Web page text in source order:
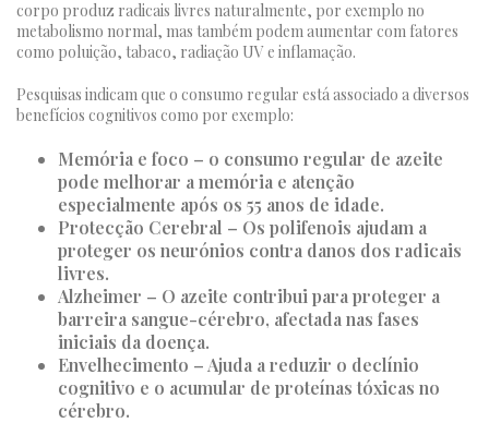
corpo produz radicais livres naturalmente, por exemplo no
metabolismo normal, mas também podem aumentar com fatores
como poluição, tabaco, radiação UV e inflamação.
Pesquisas indicam que o consumo regular está associado a diversos
benefícios cognitivos como por exemplo:
Memória e foco – o consumo regular de azeite
pode melhorar a memória e atenção
especialmente após os 55 anos de idade.
Protecção Cerebral – Os polifenois ajudam a
proteger os neurónios contra danos dos radicais
livres.
Alzheimer – O azeite contribui para proteger a
barreira sangue-cérebro, afectada nas fases
iniciais da doença.
Envelhecimento – Ajuda a reduzir o declínio
cognitivo e o acumular de proteínas tóxicas no
cérebro.